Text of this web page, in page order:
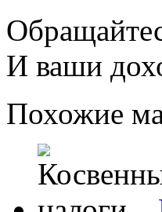
И ваши
Похожие